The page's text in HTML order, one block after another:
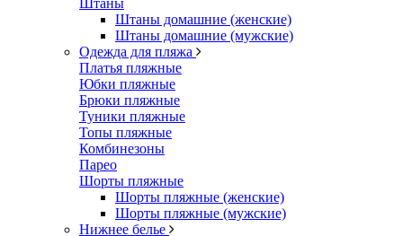
Штаны
Штаны домашние (женские)
Штаны домашние (мужские)
Одежда для пляжа
Платья пляжные
Юбки пляжные
Брюки пляжные
Туники пляжные
Топы пляжные
Комбинезоны
Парео
Шорты пляжные
Шорты пляжные (женские)
Шорты пляжные (мужские)
Нижнее белье